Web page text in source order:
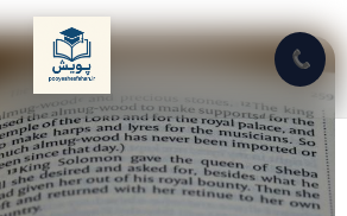
📞